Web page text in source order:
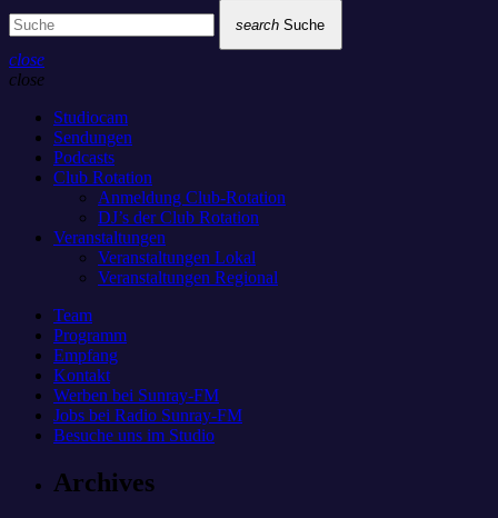
search Suche
close
close
Studiocam
Sendungen
Podcasts
Club Rotation
Anmeldung Club-Rotation
DJ’s der Club Rotation
Veranstaltungen
Veranstaltungen Lokal
Veranstaltungen Regional
Team
Programm
Empfang
Kontakt
Werben bei Sunray-FM
Jobs bei Radio Sunray-FM
Besuche uns im Studio
Archives